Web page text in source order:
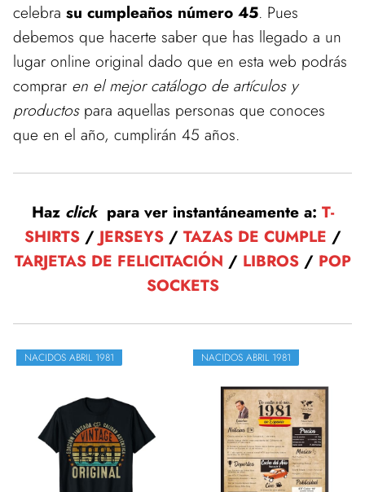
celebra su cumpleaños número 45. Pues
debemos que hacerte saber que has llegado a un
lugar online original dado que en esta web podrás
comprar en el mejor catálogo de artículos y
productospara aquellas personas que conoces
que en el año, cumplirán 45 años.
Haz click para ver instantáneamente a: T-
SHIRTS/ JERSEYS/ TAZAS DE CUMPLE /
TARJETAS DE FELICITACIÓN / LIBROS/ POP
SOCKETS
NACIDOS ABRIL 1981 NACIDOS ABRIL 1981